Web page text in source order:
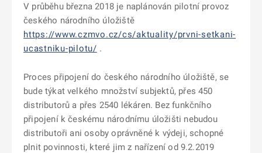
V průběhu března 2018 je naplánován pilotní provoz
českého národního úložiště
https://www.czmvo.cz/cs/aktuality/prvni-setkani-
ucastniku-pilotu/ .
Proces připojení do českého národního úložiště, se
bude týkat velkého množství subjektů, přes 450
distributorů a přes 2540 lékáren. Bez funkčního
připojení k českému národnímu úložišti nebudou
distributoři ani osoby oprávněné k výdeji, schopné
plnit povinnosti, které jim z nařízení od 9.2.2019